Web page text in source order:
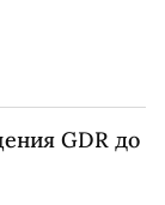
GDR до